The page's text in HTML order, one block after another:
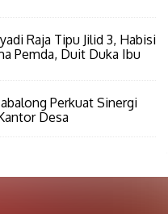
Raja Tipu Jilid 3, Habisi
Pemda, Duit Duka Ibu
Perkuat Sinergi
Desa